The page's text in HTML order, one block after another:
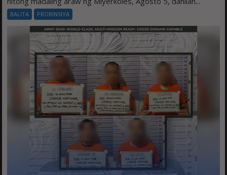
BALITA PROBINSIYA